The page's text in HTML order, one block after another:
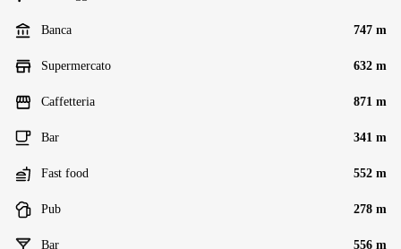
Banca 747 m
Supermercato 632 m
Caffetteria 871 m
Bar 341 m
Fast food 552 m
Pub 278 m
Bar 556 m